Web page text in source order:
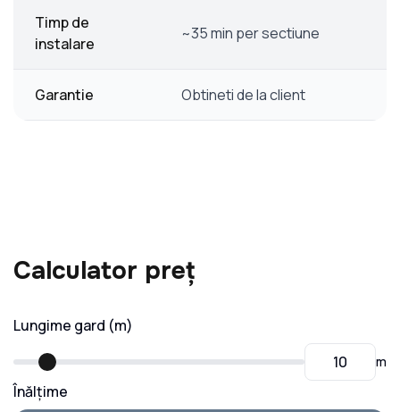
Timp de
instalare
~35 min per sectiune
Garantie Obtineti de la client
Calculator preț
Lungime gard (m)
m
Înălțime